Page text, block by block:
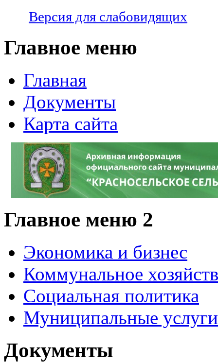
Версия для слабовидящих
Главное меню
Главная
Документы
Карта сайта
Главное меню 2
Экономика и бизнес
Коммунальное
Социальная политика
Муниципальные услуги
Документы